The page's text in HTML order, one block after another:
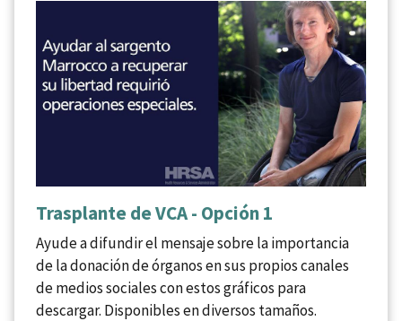
Trasplante de VCA - Opción 1
Ayude a difundir el mensaje sobre la importancia
de la donación de órganos en sus propios canales
de medios sociales con estos gráficos para
descargar. Disponibles en diversos tamaños.